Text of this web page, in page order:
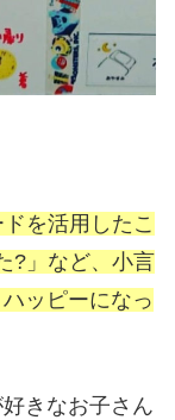
を活用したこ
?」など、小言
ッピーになっ
きなお子さん